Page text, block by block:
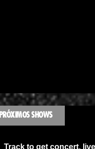
PRÓXIMOS SHOWS
Trackto get concert,